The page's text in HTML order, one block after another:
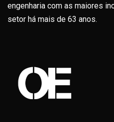
engenharia com as maiores
setor há mais de 63 anos.